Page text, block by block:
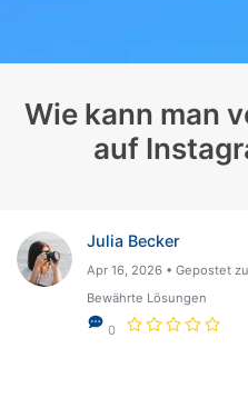
Wie kann man
auf
Julia Becker
Apr 16, 2026 • Gepostet
Bewährte Lösungen
0